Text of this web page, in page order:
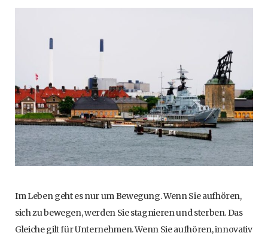
Im Leben geht es nur um Bewegung. Wenn Sie aufhören,
sich zu bewegen, werden Sie stagnieren und sterben. Das
Gleiche gilt für Unternehmen. Wenn Sie aufhören, innovativ